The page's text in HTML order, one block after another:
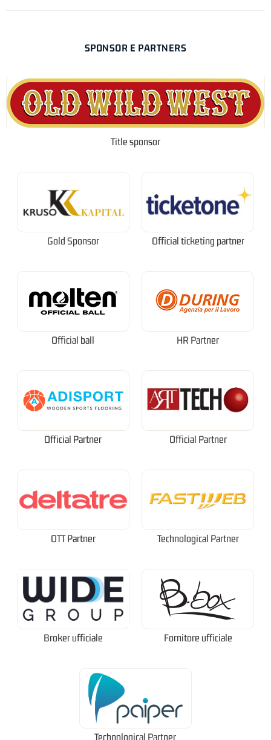
SPONSOR E PARTNERS
Title sponsor
Gold Sponsor Official ticketing partner
Official ball HR Partner
Official Partner Official Partner
OTT Partner Technological Partner
Broker ufficiale Fornitore ufficiale
Technological Partner